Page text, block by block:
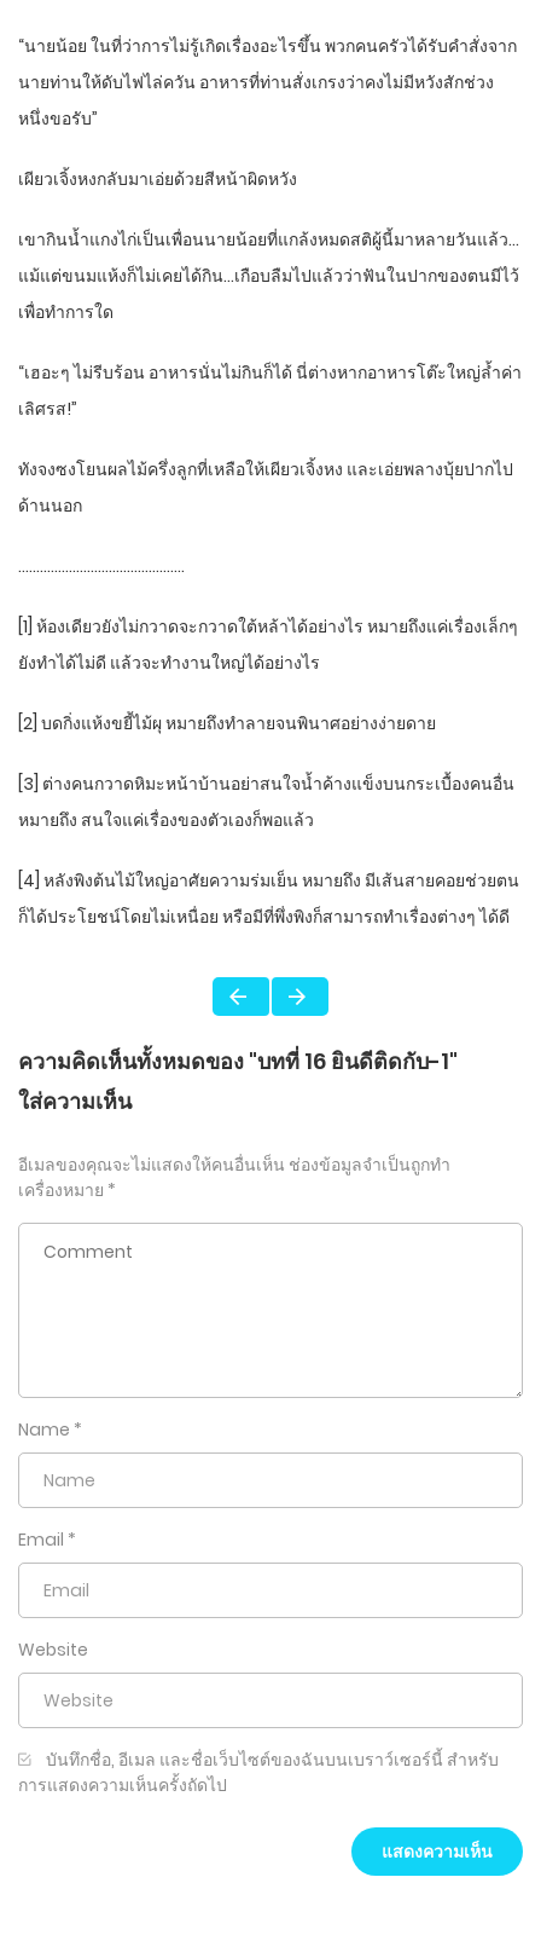
“นายน้อย ในที่ว่าการไม่รู้เกิดเรื่องอะไรขึ้น พวกคนครัวได้รับคำสั่งจาก
นายท่านให้ดับไฟไล่ควัน อาหารที่ท่านสั่งเกรงว่าคงไม่มีหวังสักช่วง
หนึ่งขอรับ”
เผียวเจิ้งหงกลับมาเอ่ยด้วยสีหน้าผิดหวัง
เขากินน้ำแกงไก่เป็นเพื่อนนายน้อยที่แกล้งหมดสติผู้นี้มาหลายวันแล้ว…
แม้แต่ขนมแห้งก็ไม่เคยได้กิน…เกือบลืมไปแล้วว่าฟันในปากของตนมีไว้
เพื่อทำการใด
“เฮอะๆ ไม่รีบร้อน อาหารนั่นไม่กินก็ได้ นี่ต่างหากอาหารโต๊ะใหญ่ล้ำค่า
เลิศรส!”
ทังจงซงโยนผลไม้ครึ่งลูกที่เหลือให้เผียวเจิ้งหง และเอ่ยพลางบุ้ยปากไป
ด้านนอก
……………………………………….
[1] ห้องเดียวยังไม่กวาดจะกวาดใต้หล้าได้อย่างไร หมายถึงแค่เรื่องเล็กๆ
ยังทำได้ไม่ดี แล้วจะทำงานใหญ่ได้อย่างไร
[2] บดกิ่งแห้งขยี้ไม้ผุ หมายถึงทำลายจนพินาศอย่างง่ายดาย
[3] ต่างคนกวาดหิมะหน้าบ้านอย่าสนใจน้ำค้างแข็งบนกระเบื้องคนอื่น
หมายถึง สนใจแค่เรื่องของตัวเองก็พอแล้ว
[4] หลังพิงต้นไม้ใหญ่อาศัยความร่มเย็น หมายถึง มีเส้นสายคอยช่วยตน
ก็ได้ประโยชน์โดยไม่เหนื่อย หรือมีที่พึ่งพิงก็สามารถทำเรื่องต่างๆ ได้ดี
ความคิดเห็นทั้งหมดของ "บทที่ 16 ยินดีติดกับ-1"
ใส่ความเห็น
อีเมลของคุณจะไม่แสดงให้คนอื่นเห็น ช่องข้อมูลจำเป็นถูกทำ
เครื่องหมาย *
Name *
Email *
Website
บันทึกชื่อ, อีเมล และชื่อเว็บไซต์ของฉันบนเบราว์เซอร์นี้ สำหรับ
การแสดงความเห็นครั้งถัดไป